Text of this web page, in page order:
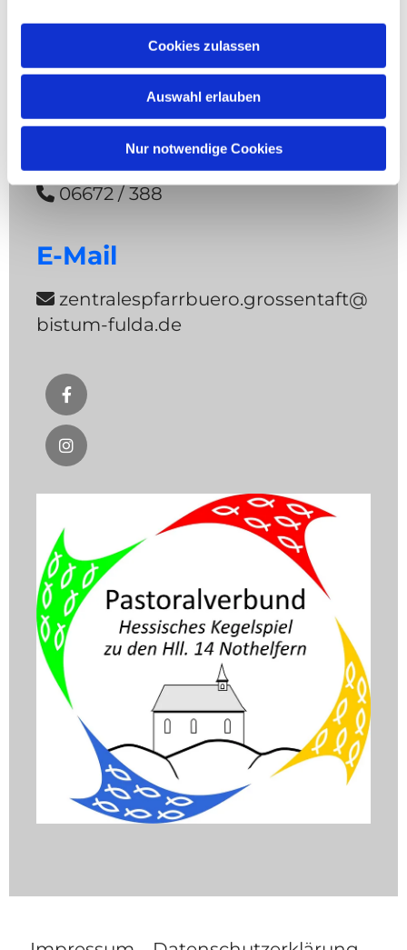
Cookies zulassen
Auswahl erlauben
Nur notwendige Cookies
36132 Eiterfeld-Großentaft
Telefon
 06672 / 388
E-Mail
 zentralespfarrbuero.grossentaft@
bistum-fulda.de